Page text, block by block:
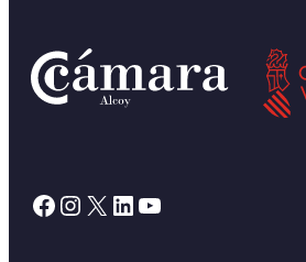
Facebook Instagram X LinkedIn YouTube